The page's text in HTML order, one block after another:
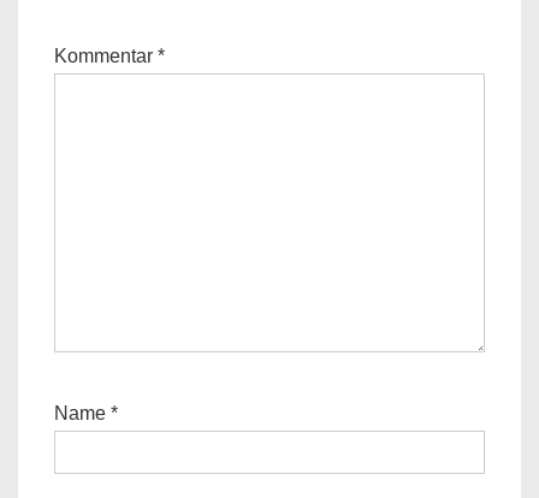
Kommentar *
Name *